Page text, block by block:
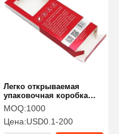
Легко открываемая
упаковочная коробка
для наушников с
печатной поверхностью
и небольшой партией
MOQ:1000
Цена:USD0.1-200